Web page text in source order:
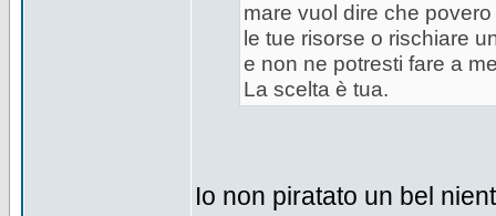
mare vuol dire che
le tue risorse o rischiare
e non ne potresti fare a
La scelta è tua.
Io non piratato un bel